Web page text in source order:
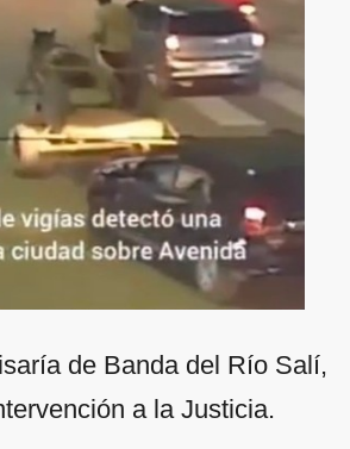
de Banda del Río Salí,
a la Justicia.